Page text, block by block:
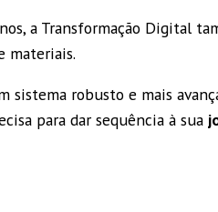
a Transformação Digital
materiais.
sistema robusto e mais
para dar sequência à sua